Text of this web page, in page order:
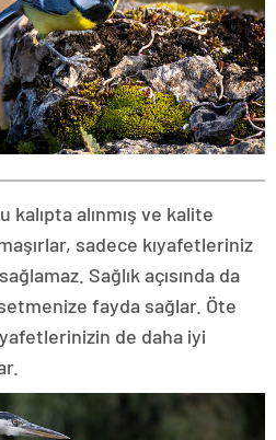
alınmış ve kalite
sadece kıyafetleriniz
Sağlık açısında da
fayda sağlar. Öte
de daha iyi